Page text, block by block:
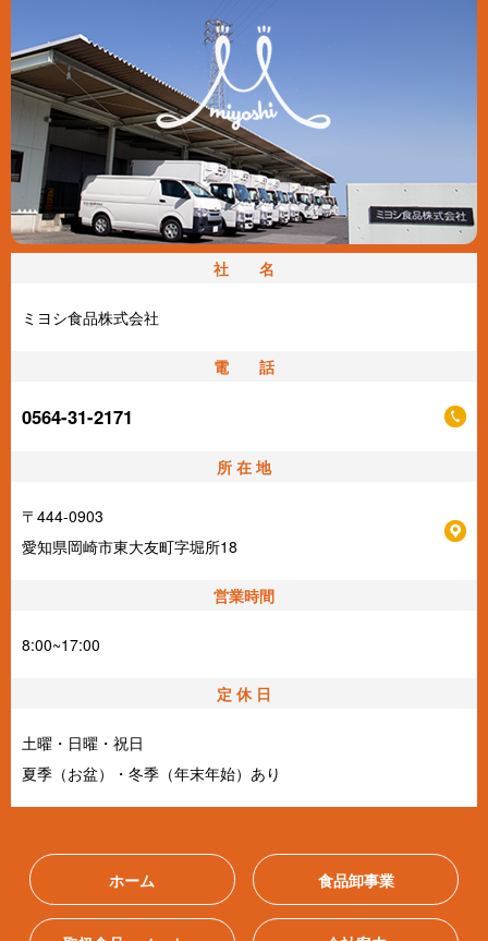
社 名
ミヨシ食品株式会社
電 話
0564-31-2171
所 在 地
〒444-0903
愛知県岡崎市東大友町字堀所18
営業時間
8:00~17:00
定 休 日
土曜・日曜・祝日
夏季（お盆）・冬季（年末年始）あり
ホーム 食品卸事業